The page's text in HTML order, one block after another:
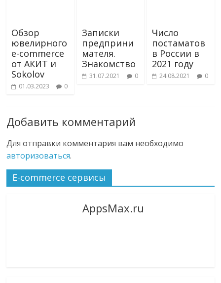
Обзор
ювелирного
e-commerce
от АКИТ и
Sokolov
01.03.2023 0
Записки
предприни
мателя.
Знакомство
31.07.2021 0
Число
постаматов
в России в
2021 году
24.08.2021 0
Добавить комментарий
Для отправки комментария вам необходимо
авторизоваться.
E-commerce сервисы
AppsMax.ru